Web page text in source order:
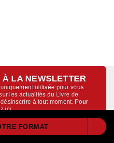
FORMAT
LA NEWSLETTER
utilisée pour vous
les actualités du Livre de
à tout moment. Pour
ici.